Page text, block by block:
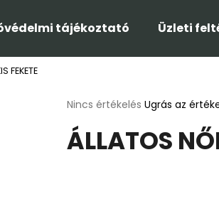
tájékoztató Üzleti
FEKETE
A
átlagos
értékelése
Nincs értékelés Ugrás az
ÁLLATOS
KERESÉS